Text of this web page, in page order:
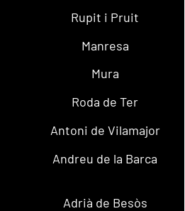
Rupit i Pruit
Manresa
Mura
Roda de Ter
Antoni de Vilamajor
Andreu de la Barca
Adrià de Besòs